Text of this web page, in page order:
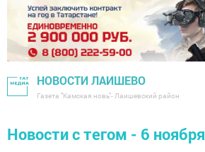
НОВОСТИ ЛАИШЕВО
Газета "Камская новь"- Лаишевский район
Новости с тегом - 6 ноября